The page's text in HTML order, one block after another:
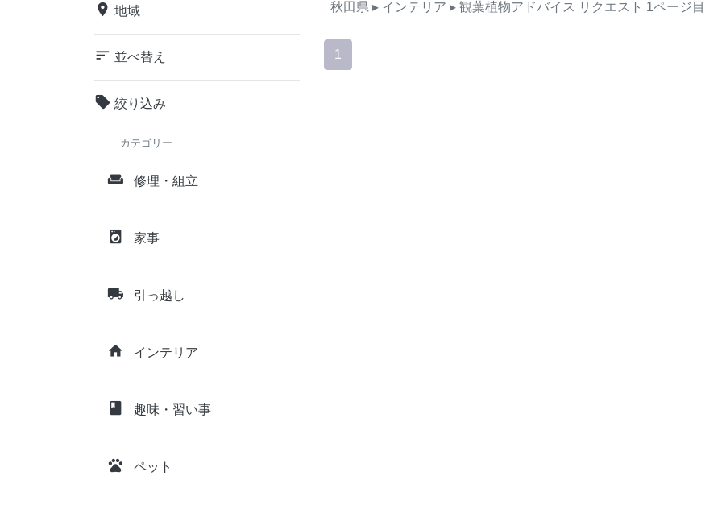
place 地域
sort 並べ替え
local_offer 絞り込み
カテゴリー
weekend 修理・組立
local_laundry_service 家事
local_shipping 引っ越し
home インテリア
class 趣味・習い事
pets ペット
秋田県 ▸ インテリア ▸ 観葉植物アドバイス リクエスト 1ページ目
1